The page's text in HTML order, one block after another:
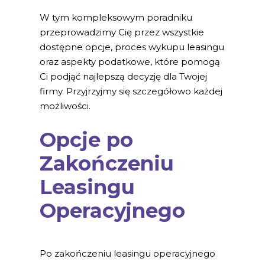
W tym kompleksowym poradniku
przeprowadzimy Cię przez wszystkie
dostępne opcje, proces wykupu leasingu
oraz aspekty podatkowe, które pomogą
Ci podjąć najlepszą decyzję dla Twojej
firmy. Przyjrzyjmy się szczegółowo każdej
możliwości.
Opcje po
Zakończeniu
Leasingu
Operacyjnego
Po zakończeniu leasingu operacyjnego